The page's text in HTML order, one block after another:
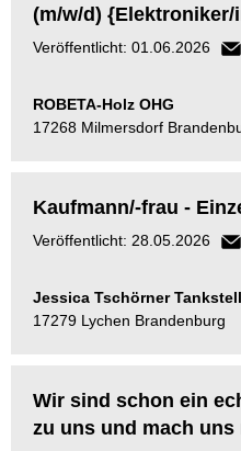
(m/w/d)
Veröffentlicht: 01.06.2026
ROBETA-Holz OHG
17268 Milmersdorf
Kaufmann/-frau -
Veröffentlicht: 28.05.2026
Jessica Tschörner
17279 Lychen Brandenburg
Wir sind schon ein
zu uns und mach